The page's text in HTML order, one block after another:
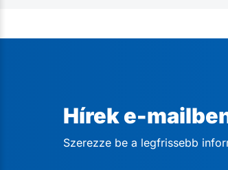
Hírek e-
Szerezze be a legfrissebb